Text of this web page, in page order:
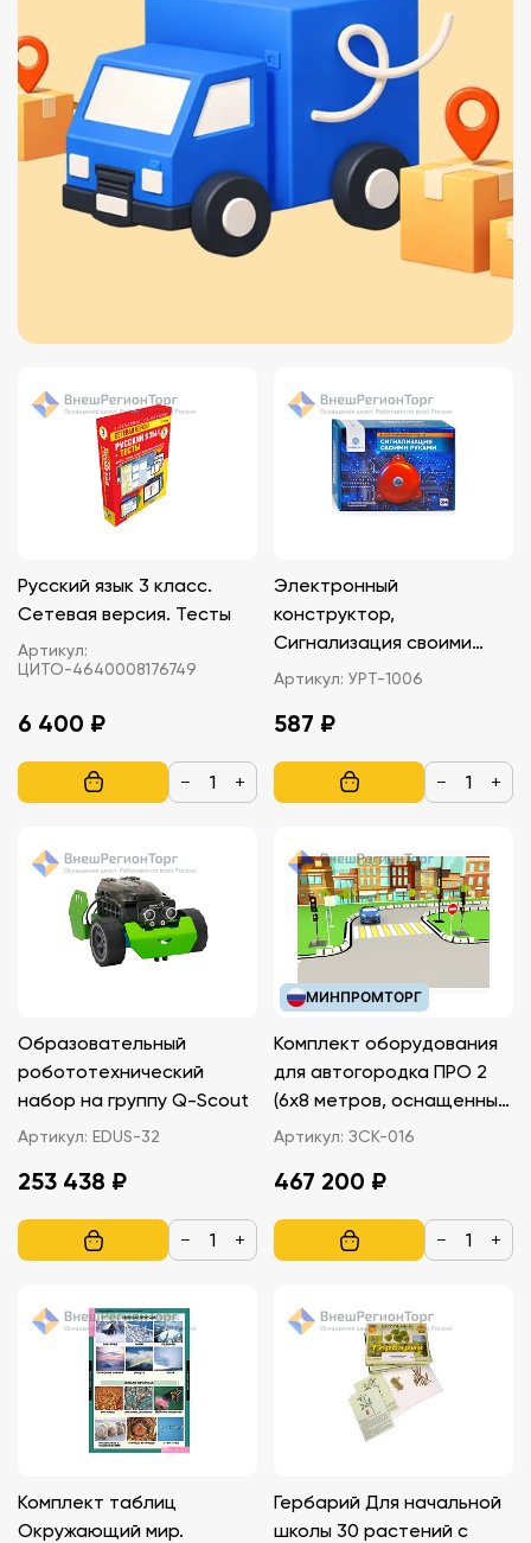
Русский язык 3 класс.
Сетевая версия. Тесты
Артикул:
ЦИТО-4640008176749
6 400 ₽
− +
Электронный
конструктор,
Сигнализация своими
руками
Артикул: УРТ-1006
587 ₽
− +
Образовательный
робототехнический
набор на группу Q-Scout
Артикул: EDUS-32
253 438 ₽
− +
МИНПРОМТОРГ
Комплект оборудования
для автогородка ПРО 2
(6х8 метров, оснащенный
пешеходными и
Артикул: ЗСК-016
467 200 ₽
− +
Комплект таблиц
Окружающий мир.
Гербарий Для начальной
школы 30 растений с